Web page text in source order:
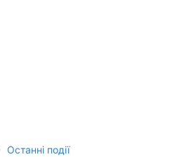
Останні події